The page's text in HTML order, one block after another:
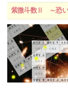
紫微斗数Ⅱ ～恐い